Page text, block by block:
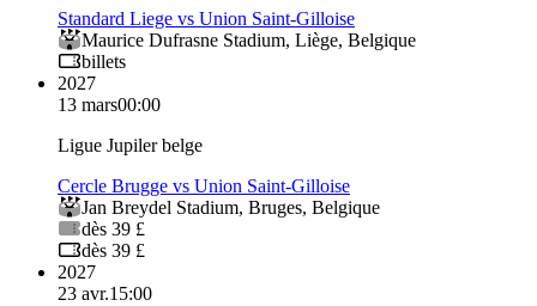
Standard Liege vs Union Saint-Gilloise
Maurice Dufrasne Stadium, Liège, Belgique
billets
2027
13 mars00:00
Ligue Jupiler belge
Cercle Brugge vs Union Saint-Gilloise
Jan Breydel Stadium, Bruges, Belgique
dès 39 £
dès 39 £
2027
23 avr.15:00